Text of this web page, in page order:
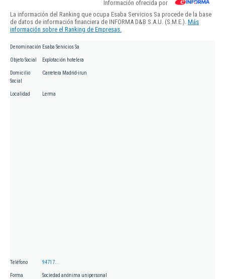
Información ofrecida por
La información del Ranking que ocupa Esaba Servicios Sa procede de la base
de datos de información financiera de INFORMA D&B S.A.U. (S.M.E.). Más
información sobre el Ranking de Empresas.
Denominación Esaba Servicios Sa
Objeto Social Explotación hotelera
Domicilio
Social
Carretera Madrid-irun
Localidad Lerma
Teléfono 94717...
Forma
Sociedad anónima unipersonal